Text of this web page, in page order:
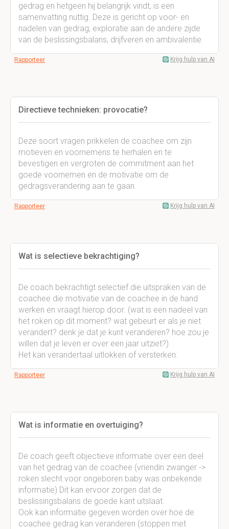
gedrag en hetgeen hij belangrijk vindt, is een
samenvatting nuttig. Deze is gericht op voor- en
nadelen van gedrag, exploratie aan de andere zijde
van de beslissingsbalans, drijfveren en ambivalentie.
Rapporteer Krijg hulp van AI
Directieve technieken: provocatie?
Deze soort vragen prikkelen de coachee om zijn
motieven en voornemens te herhalen en te
bevestigen en vergroten de commitment aan het
goede voornemen en de motivatie om de
gedragsverandering aan te gaan.
Rapporteer Krijg hulp van AI
Wat is selectieve bekrachtiging?
De coach bekrachtigt selectief die uitspraken van de
coachee die motivatie van de coachee in de hand
werken en vraagt hierop door. (wat is een nadeel van
het roken op dit moment? wat gebeurt er als je niet
verandert? denk je dat je kunt veranderen? hoe zou je
willen dat je leven er over een jaar uitziet?)
Het kan verandertaal uitlokken of versterken.
Rapporteer Krijg hulp van AI
Wat is informatie en overtuiging?
De coach geeft objectieve informatie over een deel
van het gedrag van de coachee (vriendin zwanger ->
roken slecht voor ongeboren baby was onbekende
informatie) Dit kan ervoor zorgen dat de
beslissingsbalans de goede kant uitslaat.
Ook kan informatie gegeven worden over hoe de
coachee gedrag kan veranderen (stoppen met